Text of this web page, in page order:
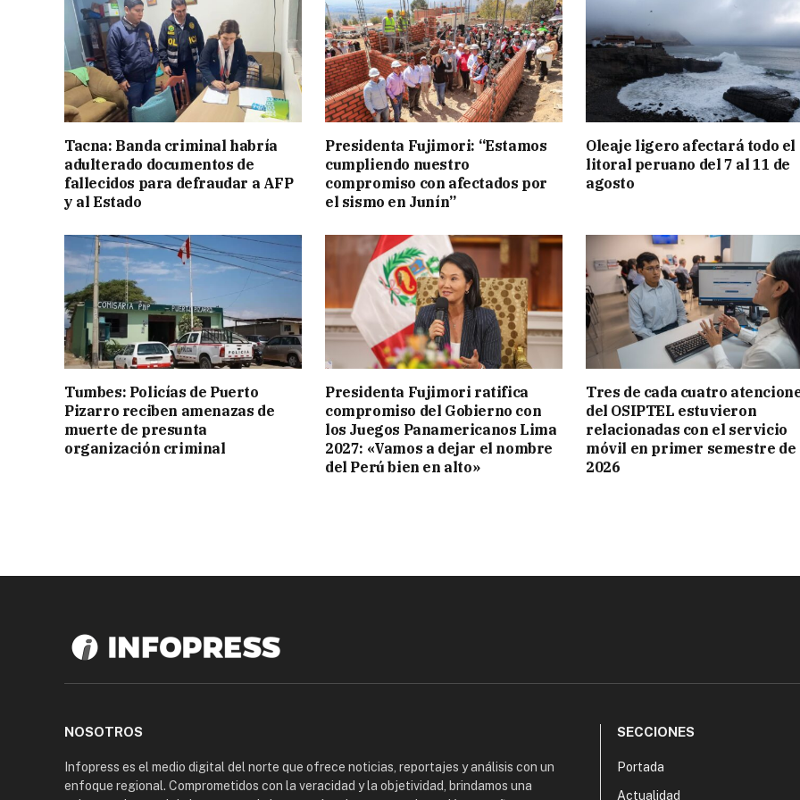
Tacna: Banda criminal habría
adulterado documentos de
fallecidos para defraudar a AFP
y al Estado
Presidenta Fujimori: “Estamos
cumpliendo nuestro
compromiso con afectados por
el sismo en Junín”
Oleaje ligero afectará todo el
litoral peruano del 7 al 11 de
agosto
Tumbes: Policías de Puerto
Pizarro reciben amenazas de
muerte de presunta
organización criminal
Presidenta Fujimori ratifica
compromiso del Gobierno con
los Juegos Panamericanos Lima
2027: «Vamos a dejar el nombre
del Perú bien en alto»
Tres de cada cuatro
del OSIPTEL estuvieron
relacionadas con el servicio
móvil en primer semestre de
2026
NOSOTROS
Infopress es el medio digital del norte que ofrece noticias, reportajes y análisis con un
enfoque regional. Comprometidos con la veracidad y la objetividad, brindamos una
SECCIONES
Portada
Actualidad